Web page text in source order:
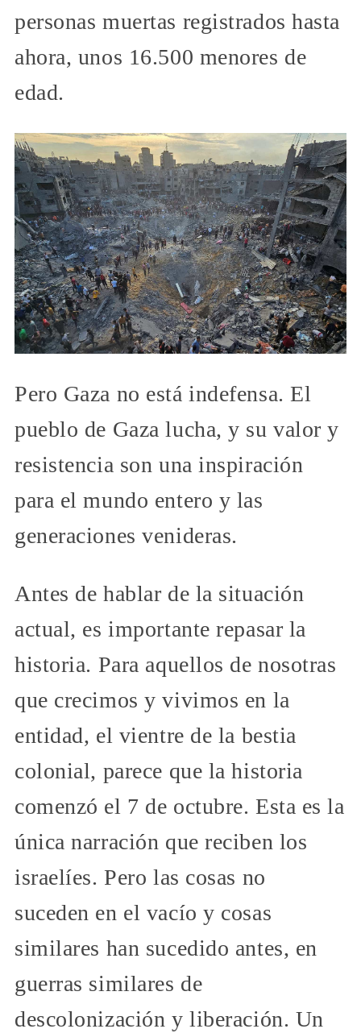
personas muertas registrados hasta
ahora, unos 16.500 menores de
edad.
Pero Gaza no está indefensa. El
pueblo de Gaza lucha, y su valor y
resistencia son una inspiración
para el mundo entero y las
generaciones venideras.
Antes de hablar de la situación
actual, es importante repasar la
historia. Para aquellos de nosotras
que crecimos y vivimos en la
entidad, el vientre de la bestia
colonial, parece que la historia
comenzó el 7 de octubre. Esta es la
única narración que reciben los
israelíes. Pero las cosas no
suceden en el vacío y cosas
similares han sucedido antes, en
guerras similares de
descolonización y liberación. Un